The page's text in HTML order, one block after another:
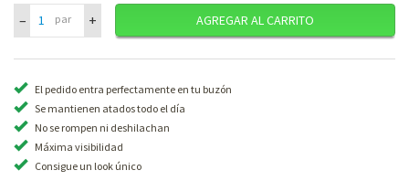
– par + AGREGAR AL CARRITO
El pedido entra perfectamente en tu buzón
Se mantienen atados todo el día
No se rompen ni deshilachan
Máxima visibilidad
Consigue un look único